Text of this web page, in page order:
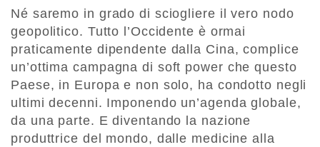
Né saremo in grado di sciogliere il vero nodo
geopolitico. Tutto l’Occidente è ormai
praticamente dipendente dalla Cina, complice
un’ottima campagna di soft power che questo
Paese, in Europa e non solo, ha condotto negli
ultimi decenni. Imponendo un’agenda globale,
da una parte. E diventando la nazione
produttrice del mondo, dalle medicine alla